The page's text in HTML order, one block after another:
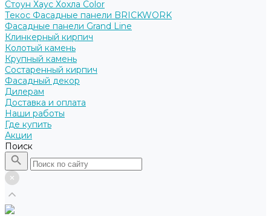
Стоун Хаус Хохла Color
Текос Фасадные панели BRICKWORK
Фасадные панели Grand Line
Клинкерный кирпич
Колотый камень
Крупный камень
Состаренный кирпич
Фасадный декор
Дилерам
Доставка и оплата
Наши работы
Где купить
Акции
Поиск